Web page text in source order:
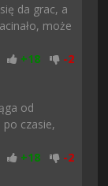
da grac, a
może
+18 -2
od
czasie,
+18 -2